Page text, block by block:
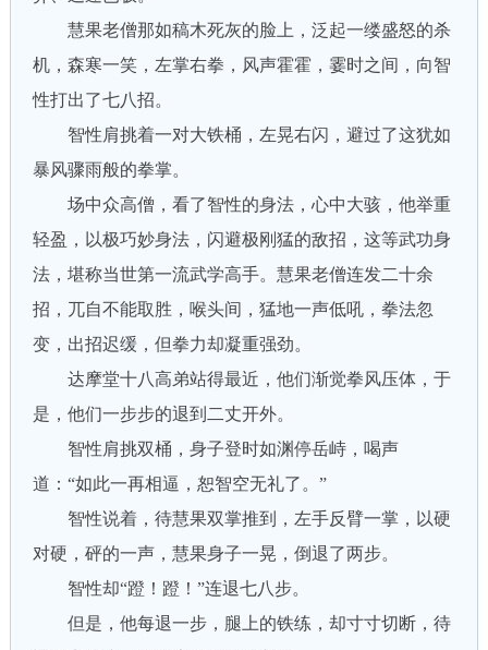
慧果老僧那如稿木死灰的脸上，泛起一缕盛怒的杀
机，森寒一笑，左掌右拳，风声霍霍，霎时之间，向智
性打出了七八招。
智性肩挑着一对大铁桶，左晃右闪，避过了这犹如
暴风骤雨般的拳掌。
场中众高僧，看了智性的身法，心中大骇，他举重
轻盈，以极巧妙身法，闪避极刚猛的敌招，这等武功身
法，堪称当世第一流武学高手。慧果老僧连发二十余
招，兀自不能取胜，喉头间，猛地一声低吼，拳法忽
变，出招迟缓，但拳力却凝重强劲。
达摩堂十八高弟站得最近，他们渐觉拳风压体，于
是，他们一步步的退到二丈开外。
智性肩挑双桶，身子登时如渊停岳峙，喝声
道：“如此一再相逼，恕智空无礼了。”
智性说着，待慧果双掌推到，左手反臂一掌，以硬
对硬，砰的一声，慧果身子一晃，倒退了两步。
智性却“蹬！蹬！”连退七八步。
但是，他每退一步，腿上的铁练，却寸寸切断，待